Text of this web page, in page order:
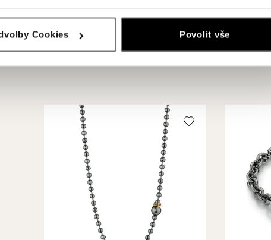
Cookies Povolit vše